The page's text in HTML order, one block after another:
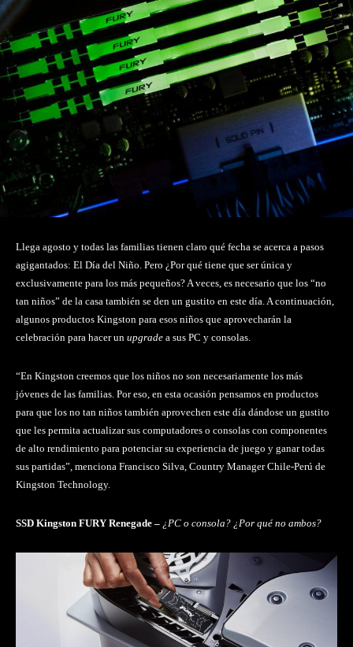
Llega agosto y todas las familias tienen claro qué fecha se acerca a pasos
agigantados: El Día del Niño. Pero ¿Por qué tiene que ser única y
exclusivamente para los más pequeños? A veces, es necesario que los “no
tan niños” de la casa también se den un gustito en este día. A continuación,
algunos productos Kingston para esos niños que aprovecharán la
celebración para hacer un upgrade a sus PC y consolas.
“En Kingston creemos que los niños no son necesariamente los más
jóvenes de las familias. Por eso, en esta ocasión pensamos en productos
para que los no tan niños también aprovechen este día dándose un gustito
que les permita actualizar sus computadores o consolas con componentes
de alto rendimiento para potenciar su experiencia de juego y ganar todas
sus partidas”, menciona Francisco Silva, Country Manager Chile-Perú de
Kingston Technology.
SSD Kingston FURY Renegade – ¿PC o consola? ¿Por qué no ambos?